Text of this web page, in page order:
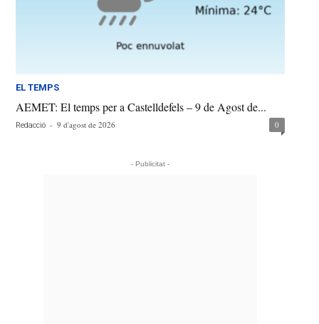
EL TEMPS
AEMET: El temps per a Castelldefels – 9 de Agost de...
Redacció - 9 d'agost de 2026 0
- Publicitat -